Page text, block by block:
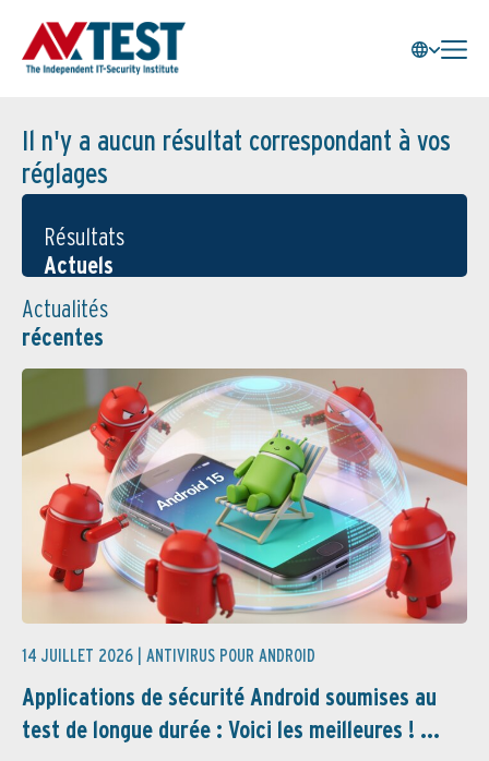
Il n'y a aucun résultat correspondant à vos
réglages
Résultats
Actuels
Actualités
récentes
14 JUILLET 2026 | ANTIVIRUS POUR ANDROID
Applications de sécurité Android soumises au
test de longue durée : Voici les meilleures ! ...